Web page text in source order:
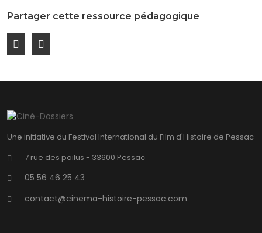
Partager cette ressource pédagogique
Une initiative du Festival International du Film d'Histoire de Pessac
7 rue des poilus - 33600 Pessac
05 56 46 25 43
contact@cinema-histoire-pessac.com